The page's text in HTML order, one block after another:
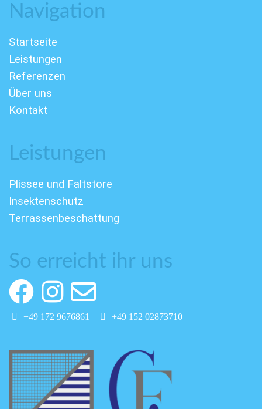
Navigation
Startseite
Leistungen
Referenzen
Über uns
Kontakt
Leistungen
Plissee und Faltstore
Insektenschutz
Terrassenbeschattung
So erreicht ihr uns
+49 172 9676861 +49 152 02873710